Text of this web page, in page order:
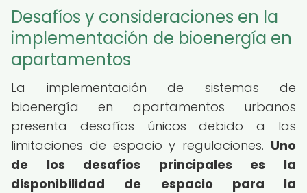
Desafíos y consideraciones en la
implementación de bioenergía en
apartamentos
La implementación de sistemas de
bioenergía en apartamentos urbanos
presenta desafíos únicos debido a las
limitaciones de espacio y regulaciones. Uno
de los desafíos principales es la
disponibilidad de espacio para la